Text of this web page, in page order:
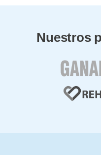
Nuestros